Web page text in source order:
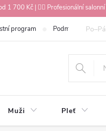
1 700 Kč | 💇‍♀️ Profesionální
program Podmínky ochrany
Muži Pleť